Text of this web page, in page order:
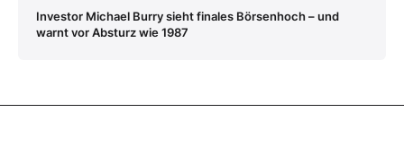
Investor Michael Burry sieht finales Börsenhoch – und
warnt vor Absturz wie 1987